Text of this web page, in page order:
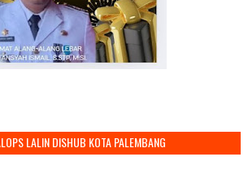
LALIN DISHUB KOTA PALEMBANG